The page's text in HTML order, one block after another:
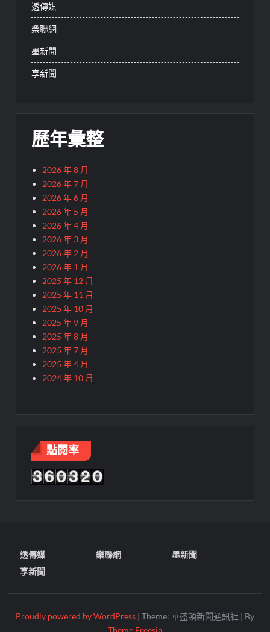
透傳媒
樂聯網
墨新聞
享新聞
歷年彙整
2026 年 8 月
2026 年 7 月
2026 年 6 月
2026 年 5 月
2026 年 4 月
2026 年 3 月
2026 年 2 月
2026 年 1 月
2025 年 12 月
2025 年 11 月
2025 年 10 月
2025 年 9 月
2025 年 8 月
2025 年 7 月
2025 年 4 月
2024 年 10 月
點閱率
透傳媒 樂聯網
墨新聞
享新聞
Proudly powered by WordPress | Theme: 華盛頓新聞通訊社 | By
Theme Freesia